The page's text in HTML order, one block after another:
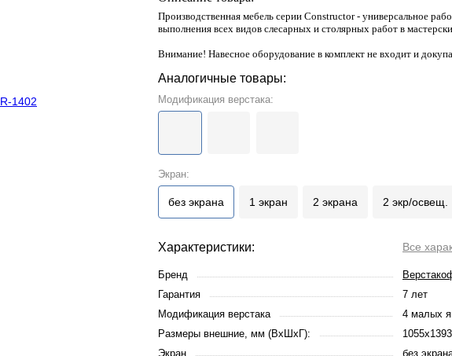
Производственная мебель серии Constructor - универсальное
выполнения всех видов слесарных и столярных работ в
Внимание! Навесное оборудование в комплект не входит и
Аналогичные товары:
Модификация верстака:
Экран:
без экрана 1 экран 2 экрана 2 экр/освещ.
Характеристики: Все
Бренд
Гарантия
7 лет
Модификация верстака
4 малых
Размеры внешние, мм (ВхШхГ):
Экран
без